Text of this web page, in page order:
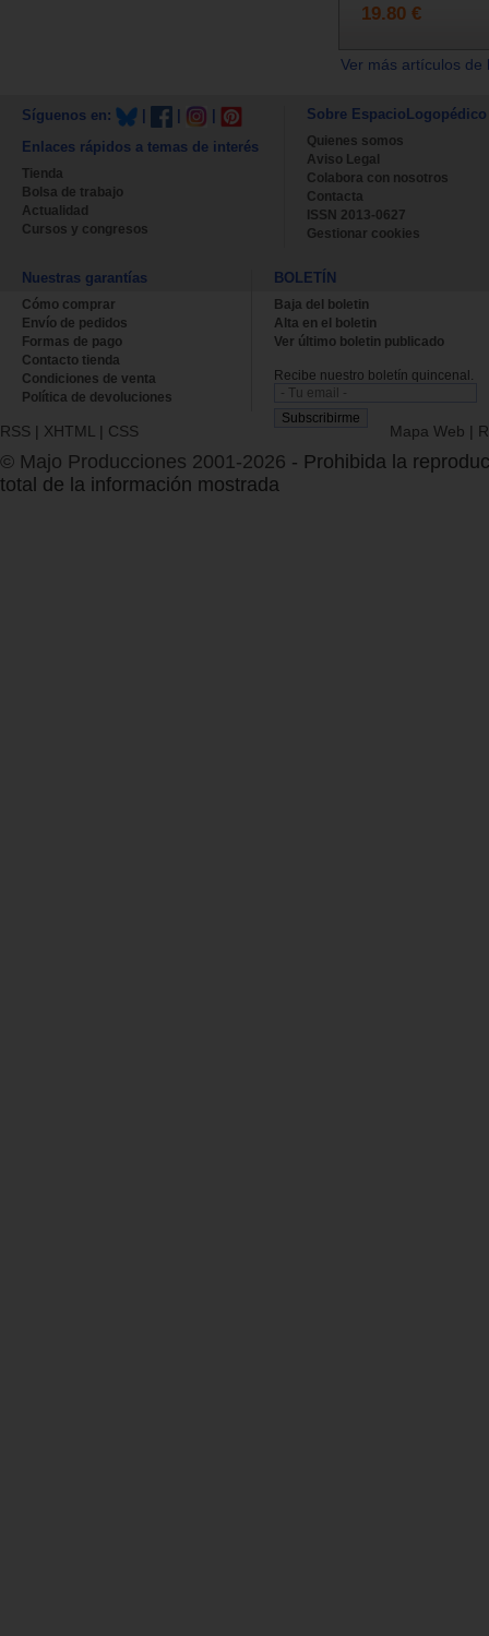
19.80 €
Ver más artículos
Síguenos en:
Enlaces rápidos a temas de interés
Tienda
Bolsa de trabajo
Actualidad
Cursos y congresos
Sobre EspacioLogopédico
Quienes somos
Aviso Legal
Colabora con nosotros
Contacta
ISSN 2013-0627
Gestionar cookies
Nuestras garantías
Cómo comprar
Envío de pedidos
Formas de pago
Contacto tienda
Condiciones de venta
Política de devoluciones
BOLETÍN
Baja del boletin
Alta en el boletin
Ver último boletin publicado
Recibe nuestro boletín quincenal.
RSS | XHTML | CSS Mapa Web |
© Majo Producciones 2001-2026 - Prohibida la
total de la información mostrada